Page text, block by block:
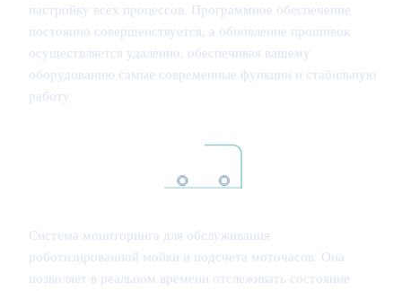
настройку всех процессов. Программное обеспечение
постоянно совершенствуется, а обновление прошивок
осуществляется удаленно, обеспечивая вашему
оборудованию самые современные функции и стабильную
работу
Система мониторинга для обслуживания
роботизированной мойки и подсчета моточасов. Она
позволяет в реальном времени отслеживать состояние